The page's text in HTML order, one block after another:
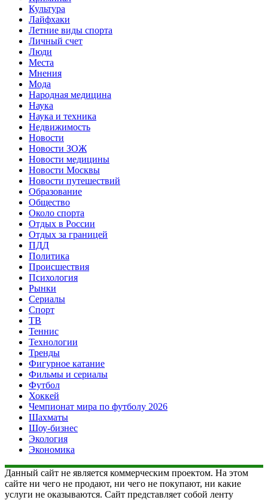
Культура
Лайфхаки
Летние виды спорта
Личный счет
Люди
Места
Мнения
Мода
Народная медицина
Наука
Наука и техника
Недвижимость
Новости
Новости ЗОЖ
Новости медицины
Новости Москвы
Новости путешествий
Образование
Общество
Около спорта
Отдых в России
Отдых за границей
ПДД
Политика
Происшествия
Психология
Рынки
Сериалы
Спорт
ТВ
Теннис
Технологии
Тренды
Фигурное катание
Фильмы и сериалы
Футбол
Хоккей
Чемпионат мира по футболу 2026
Шахматы
Шоу-бизнес
Экология
Экономика
Данный сайт не является коммерческим проектом. На этом
сайте ни чего не продают, ни чего не покупают, ни какие
услуги не оказываются. Сайт представляет собой ленту